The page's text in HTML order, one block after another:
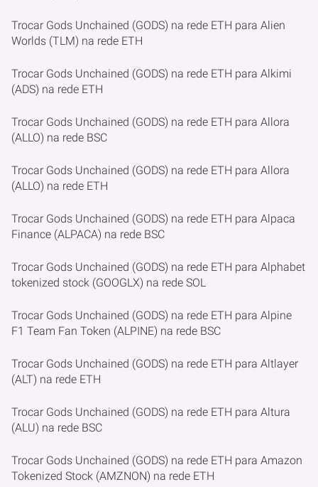
Trocar Gods Unchained (GODS) na rede ETH para Alien
Worlds (TLM) na rede ETH
Trocar Gods Unchained (GODS) na rede ETH para Alkimi
(ADS) na rede ETH
Trocar Gods Unchained (GODS) na rede ETH para Allora
(ALLO) na rede BSC
Trocar Gods Unchained (GODS) na rede ETH para Allora
(ALLO) na rede ETH
Trocar Gods Unchained (GODS) na rede ETH para Alpaca
Finance (ALPACA) na rede BSC
Trocar Gods Unchained (GODS) na rede ETH para Alphabet
tokenized stock (GOOGLX) na rede SOL
Trocar Gods Unchained (GODS) na rede ETH para Alpine
F1 Team Fan Token (ALPINE) na rede BSC
Trocar Gods Unchained (GODS) na rede ETH para Altlayer
(ALT) na rede ETH
Trocar Gods Unchained (GODS) na rede ETH para Altura
(ALU) na rede BSC
Trocar Gods Unchained (GODS) na rede ETH para Amazon
Tokenized Stock (AMZNON) na rede ETH